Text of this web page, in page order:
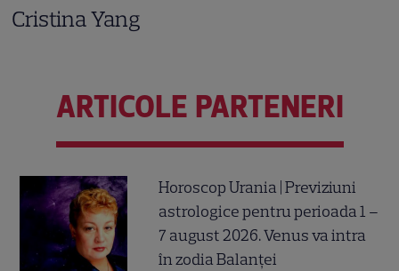
Cristina Yang
ARTICOLE PARTENERI
Horoscop Urania | Previziuni
astrologice pentru perioada 1 –
7 august 2026. Venus va intra
în zodia Balanței